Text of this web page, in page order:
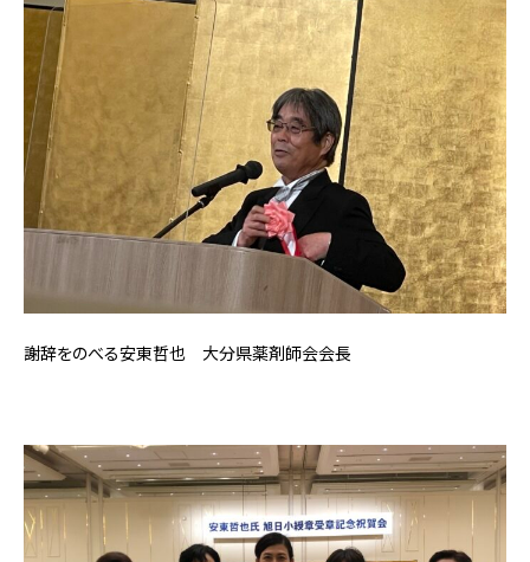
謝辞をのべる安東哲也 大分県薬剤師会会長